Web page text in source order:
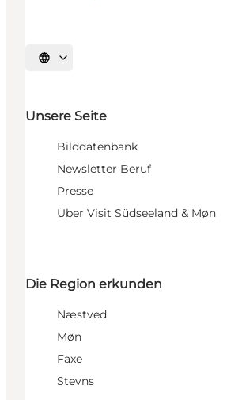
Sprache auswählen
Unsere Seite
Bilddatenbank
Newsletter Beruf
Presse
Über Visit Südseeland & Møn
Die Region erkunden
Næstved
Møn
Faxe
Stevns